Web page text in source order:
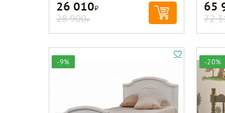
26 010Р
28 900Р
65
72
-9% -20%